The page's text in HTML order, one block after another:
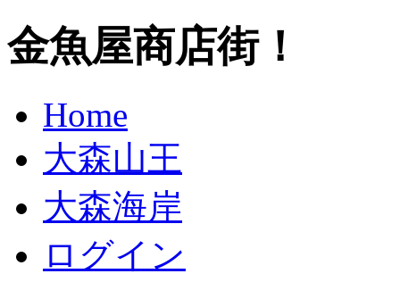
金魚屋商店街！
Home
大森山王
大森海岸
ログイン